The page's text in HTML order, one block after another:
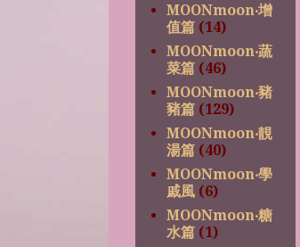
MOONmoon‧增
值篇 (14)
MOONmoon‧蔬
菜篇 (46)
MOONmoon‧豬
豬篇 (129)
MOONmoon‧靚
湯篇 (40)
MOONmoon‧學
戚風 (6)
MOONmoon‧糖
水篇 (1)